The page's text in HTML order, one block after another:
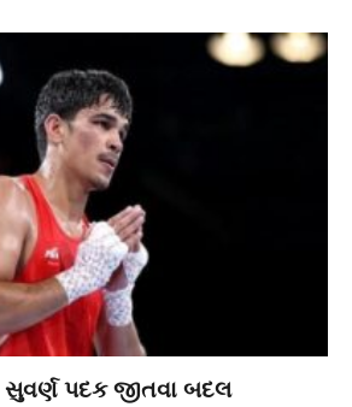
સુવર્ણ પદક જીતવા બદલ